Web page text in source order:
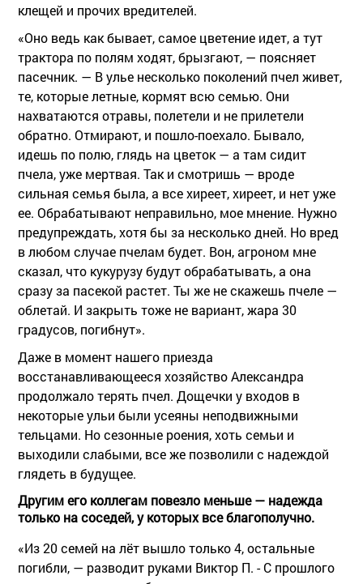
клещей и прочих вредителей.
«Оно ведь как бывает, самое цветение идет, а тут
трактора по полям ходят, брызгают, — поясняет
пасечник. — В улье несколько поколений пчел живет,
те, которые летные, кормят всю семью. Они
нахватаются отравы, полетели и не прилетели
обратно. Отмирают, и пошло-поехало. Бывало,
идешь по полю, глядь на цветок — а там сидит
пчела, уже мертвая. Так и смотришь — вроде
сильная семья была, а все хиреет, хиреет, и нет уже
ее. Обрабатывают неправильно, мое мнение. Нужно
предупреждать, хотя бы за несколько дней. Но вред
в любом случае пчелам будет. Вон, агроном мне
сказал, что кукурузу будут обрабатывать, а она
сразу за пасекой растет. Ты же не скажешь пчеле —
облетай. И закрыть тоже не вариант, жара 30
градусов, погибнут».
Даже в момент нашего приезда
восстанавливающееся хозяйство Александра
продолжало терять пчел. Дощечки у входов в
некоторые ульи были усеяны неподвижными
тельцами. Но сезонные роения, хоть семьи и
выходили слабыми, все же позволили с надеждой
глядеть в будущее.
Другим его коллегам повезло меньше — надежда
только на соседей, у которых все благополучно.
«Из 20 семей на лёт вышло только 4, остальные
погибли, — разводит руками Виктор П. - С прошлого